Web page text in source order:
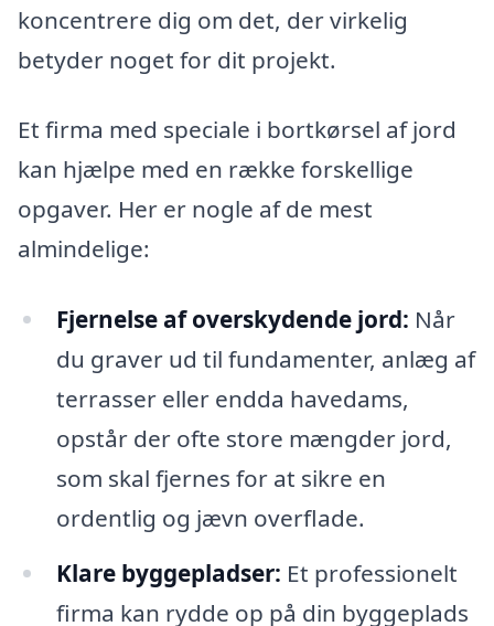
koncentrere dig om det, der virkelig
betyder noget for dit projekt.
Et firma med speciale i bortkørsel af jord
kan hjælpe med en række forskellige
opgaver. Her er nogle af de mest
almindelige:
Fjernelse af overskydende jord: Når
du graver ud til fundamenter, anlæg af
terrasser eller endda havedams,
opstår der ofte store mængder jord,
som skal fjernes for at sikre en
ordentlig og jævn overflade.
Klare byggepladser: Et professionelt
firma kan rydde op på din byggeplads